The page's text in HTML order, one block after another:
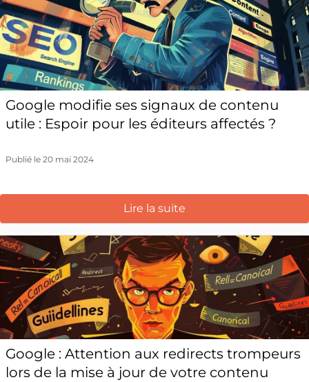
Google modifie ses signaux de contenu
utile : Espoir pour les éditeurs affectés ?
Publié le 20 mai 2024
Lire la suite
Google : Attention aux redirects trompeurs
lors de la mise à jour de votre contenu